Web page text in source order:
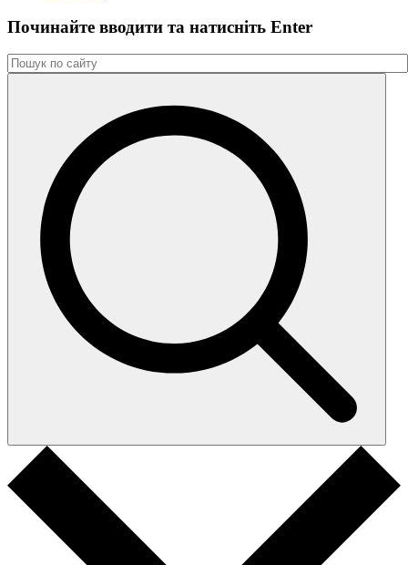
Починайте вводити та натиснiть Enter